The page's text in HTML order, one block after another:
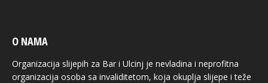
O NAMA
Organizacija slijepih za Bar i Ulcinj je nevladina i neprofitna
organizacija osoba sa invaliditetom, koja okuplja slijepe i teže